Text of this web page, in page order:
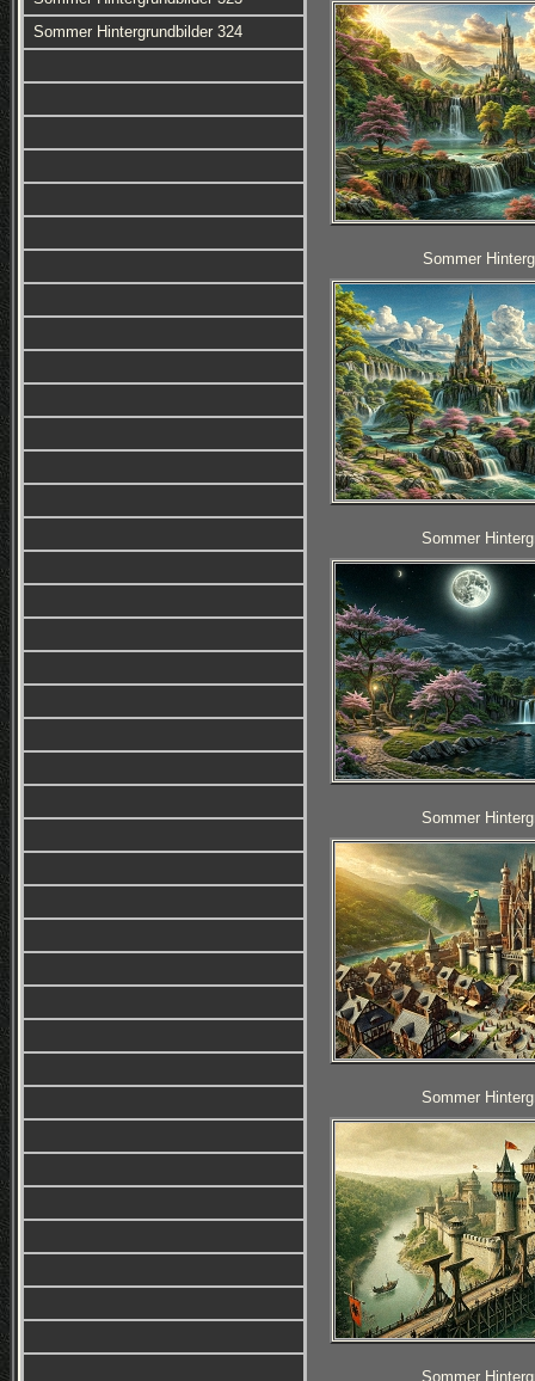
Sommer Hintergrundbilder 324
Sommer
Sommer
Sommer
Sommer
Sommer